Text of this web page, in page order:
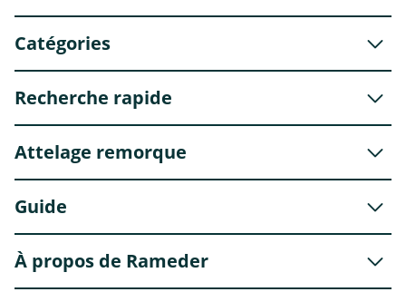
Catégories
Recherche rapide
Attelage remorque
Guide
À propos de Rameder